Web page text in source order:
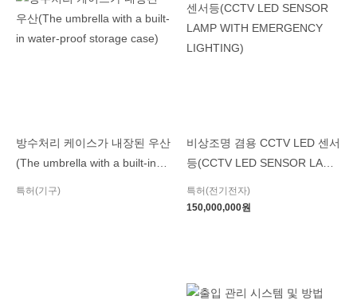
방수처리 케이스가 내장된 우산
(The umbrella with a built-in
특허(기구)
비상조명 겸용 CCTV LED 센서
등(CCTV LED SENSOR LAMP
LIGHTING)
특허(전기전자)
150,000,000원